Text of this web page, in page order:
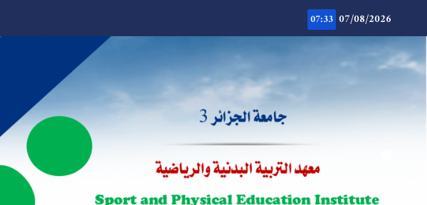
content
07/08/2026
07:33
.